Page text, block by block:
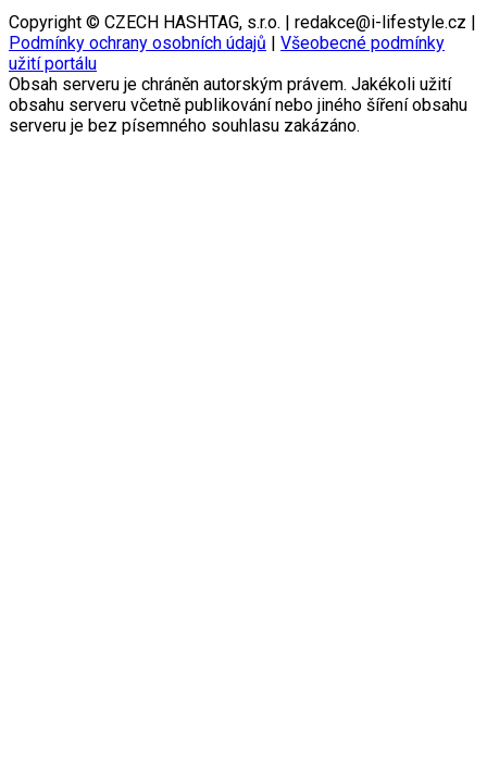
Copyright © CZECH HASHTAG, s.r.o. | redakce@i-lifestyle.cz |
Podmínky ochrany osobních údajů
Všeobecné podmínky
užití portálu
Obsah serveru je chráněn autorským právem. Jakékoli užití
obsahu serveru včetně publikování nebo jiného šíření obsahu
serveru je bez písemného souhlasu zakázáno.